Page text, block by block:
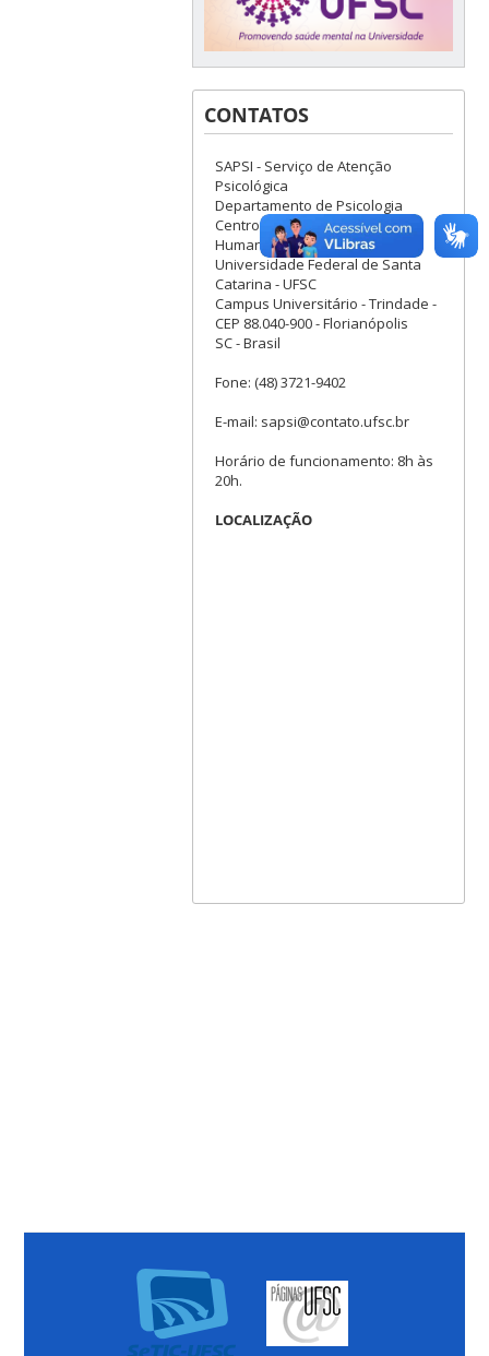
CONTATOS
SAPSI - Serviço de Atenção
Psicológica
Departamento de Psicologia
Centro de Filosofia e Ciências
Humanas, bloco D, 2º andar
Universidade Federal de Santa
Catarina - UFSC
Campus Universitário - Trindade -
CEP 88.040-900 - Florianópolis
SC - Brasil
Fone: (48) 3721-9402
E-mail: sapsi@contato.ufsc.br
Horário de funcionamento: 8h às
20h.
LOCALIZAÇÃO